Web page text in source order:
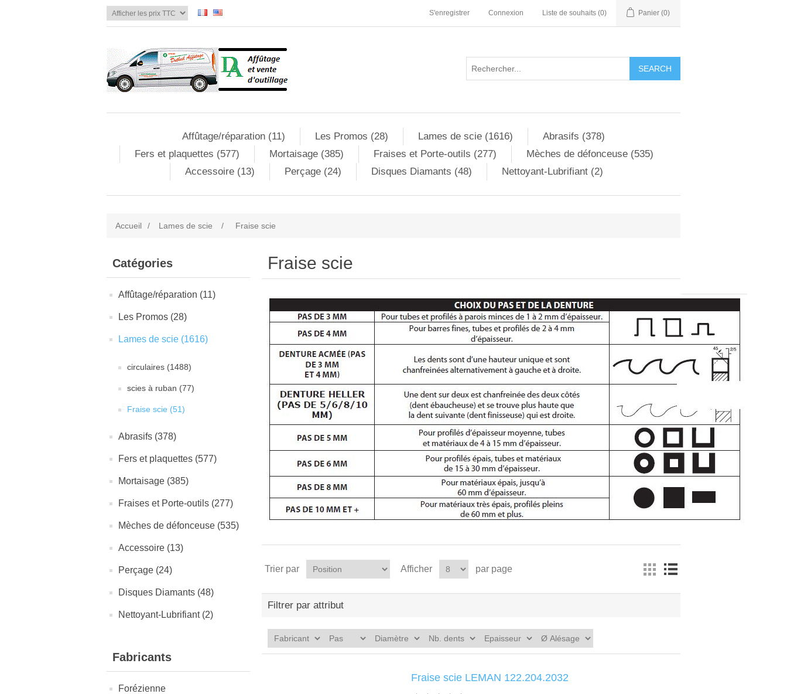
S'enregistrer Connexion Liste de souhaits (0) Panier (0)
Affûtage/réparation (11) Les Promos (28) Lames de scie (1616)
Abrasifs (378)
Fers et plaquettes (577)
Mortaisage (385) Fraises et Porte-outils (277)
Mèches de défonceuse (535)
Accessoire (13)
Perçage (24) Disques Diamants (48) Nettoyant-Lubrifiant (2)
Accueil / Lames de scie / Fraise scie
Catégories
Affûtage/réparation (11)
Les Promos (28)
Lames de scie (1616)
circulaires (1488)
scies à ruban (77)
Fraise scie (51)
Abrasifs (378)
Fers et plaquettes (577)
Mortaisage (385)
Fraises et Porte-outils (277)
Mèches de défonceuse (535)
Accessoire (13)
Perçage (24)
Disques Diamants (48)
Nettoyant-Lubrifiant (2)
Fabricants
Forézienne
Fraise scie
Trier par Afficher par page
Filtrer par attribut
Fraise scie LEMAN 122.204.2032